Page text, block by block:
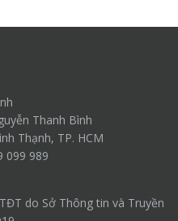
Thanh Bình
Thạnh, TP. HCM
099 989
do Sở Thông tin và Truyền